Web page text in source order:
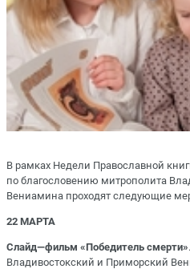
В рамках Недели Православной
по благословению митрополита
Вениамина проходят следующие
22 МАРТА
Слайд—фильм «Победитель смерти»
Владивостокский и Приморский